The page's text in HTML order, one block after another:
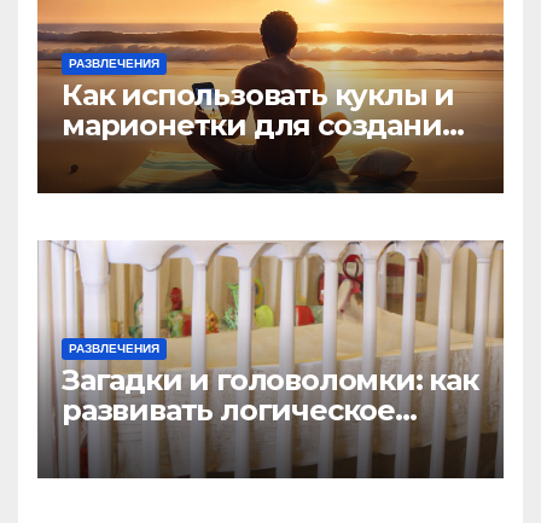
РАЗВЛЕЧЕНИЯ
Как использовать куклы и
марионетки для создания
РАЗВЛЕЧЕНИЯ
Загадки и головоломки: как
развивать логическое
мышление у детей